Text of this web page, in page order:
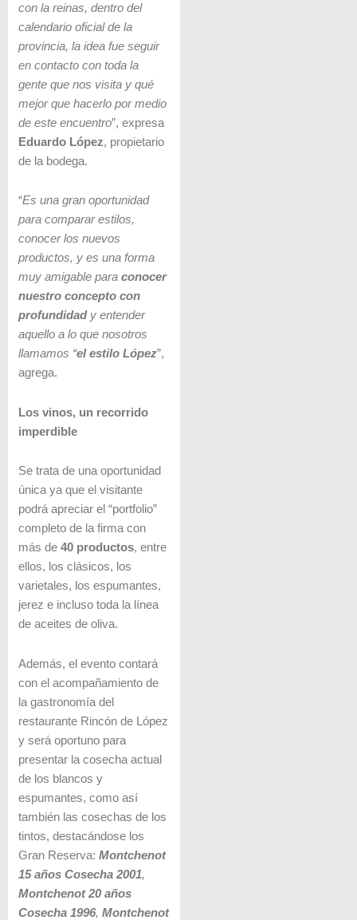
con la reinas, dentro del
calendario oficial de la
provincia, la idea fue seguir
en contacto con toda la
gente que nos visita y qué
mejor que hacerlo por medio
de este encuentro”, expresa
Eduardo López, propietario
de la bodega.
“Es una gran oportunidad
para comparar estilos,
conocer los nuevos
productos, y es una forma
muy amigable para conocer
nuestro concepto con
profundidady entender
aquello a lo que nosotros
llamamos “el estilo López”,
agrega.
Los vinos, un recorrido
imperdible
Se trata de una oportunidad
única ya que el visitante
podrá apreciar el “portfolio”
completo de la firma con
más de 40 productos, entre
ellos, los clásicos, los
varietales, los espumantes,
jerez e incluso toda la línea
de aceites de oliva.
Además, el evento contará
con el acompañamiento de
la gastronomía del
restaurante Rincón de López
y será oportuno para
presentar la cosecha actual
de los blancos y
espumantes, como así
también las cosechas de los
tintos, destacándose los
Gran Reserva: Montchenot
15 años Cosecha 2001,
Montchenot 20 años
Cosecha 1996, Montchenot